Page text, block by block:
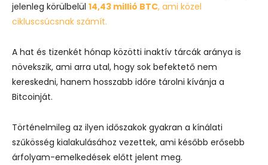
jelenleg körülbelül 14,43 millió BTC, ami közel
cikluscsúcsnak számít.
A hat és tizenkét hónap közötti inaktív tárcák aránya is
növekszik, ami arra utal, hogy sok befektető nem
kereskedni, hanem hosszabb időre tárolni kívánja a
Bitcoinját.
Történelmileg az ilyen időszakok gyakran a kínálati
szűkösség kialakulásához vezettek, ami később erősebb
árfolyam-emelkedések előtt jelent meg.